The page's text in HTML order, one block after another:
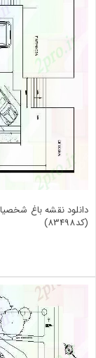
دانلود نقشه باغ
(کد83498)